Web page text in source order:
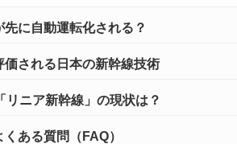
に自動運転化される？
される日本の新幹線技術
ニア新幹線」の現状は？
ある質問（FAQ）